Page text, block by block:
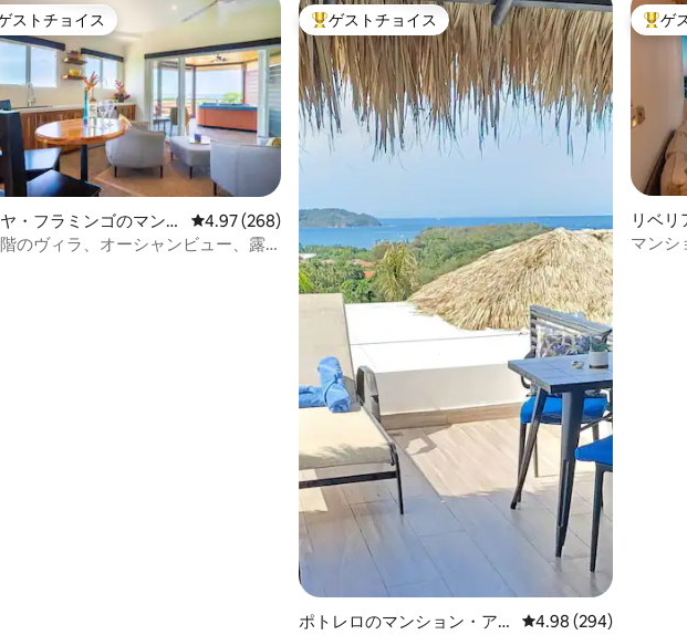
星中4.99つ星の平均評価
評のゲストチョイスです。
ストチョイス
・フラミンゴのマンシ
アパート
レビュー268件、5つ星中4.97つ星の平均評価
4.97 (268)
のヴィラ、オーシャンビュー、露
大好評のゲストチョイスです。
ゲストチョイス
ポトレロのマンション・ア
レビュー294件、5つ
4.98 (294)
大好
ゲ
リベリ
ート
マンシ